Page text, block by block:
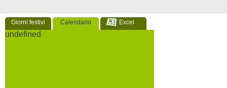
Giorni festivi Calendario Excel
undefined